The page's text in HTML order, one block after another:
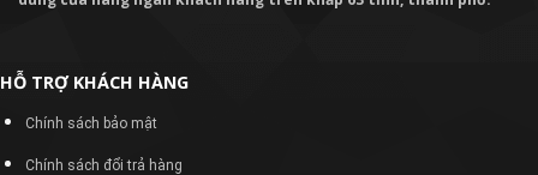
HỖ TRỢ KHÁCH HÀNG
Chính sách bảo mật
Chính sách đổi trả hàng